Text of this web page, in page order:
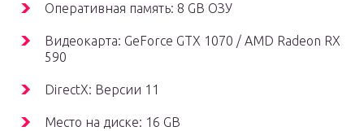
Оперативная память: 8 GB ОЗУ
Видеокарта: GeForce GTX 1070 / AMD Radeon RX
590
DirectX: Версии 11
Место на диске: 16 GB